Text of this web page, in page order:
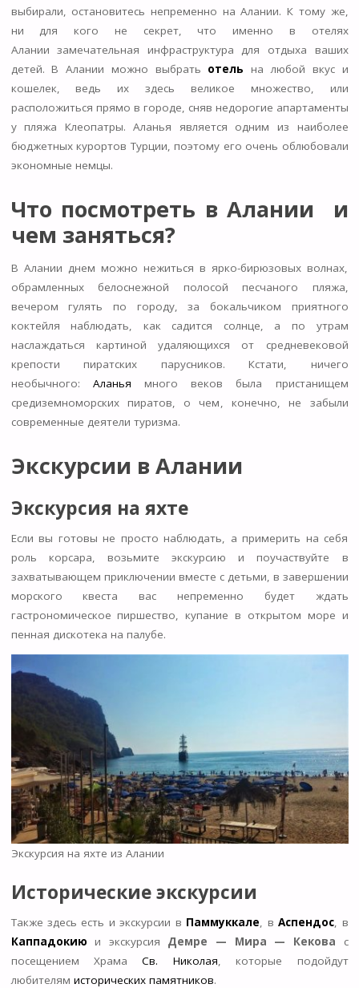
выбирали, остановитесь непременно на Алании. К тому же,
ни для кого не секрет, что именно в отелях
Алании замечательная инфраструктура для отдыха ваших
детей. В Алании можно выбрать отель на любой вкус и
кошелек, ведь их здесь великое множество, или
расположиться прямо в городе, сняв недорогие апартаменты
у пляжа Клеопатры. Аланья является одним из наиболее
бюджетных курортов Турции, поэтому его очень облюбовали
экономные немцы.
Что посмотреть в Алании и
чем заняться?
В Алании днем можно нежиться в ярко-бирюзовых волнах,
обрамленных белоснежной полосой песчаного пляжа,
вечером гулять по городу, за бокальчиком приятного
коктейля наблюдать, как садится солнце, а по утрам
наслаждаться картиной удаляющихся от средневековой
крепости пиратских парусников. Кстати, ничего
необычного: Аланья много веков была пристанищем
средиземноморских пиратов, о чем, конечно, не забыли
современные деятели туризма.
Экскурсии в Алании
Экскурсия на яхте
Если вы готовы не просто наблюдать, а примерить на себя
роль корсара, возьмите экскурсию и поучаствуйте в
захватывающем приключении вместе с детьми, в завершении
морского квеста вас непременно будет ждать
гастрономическое пиршество, купание в открытом море и
пенная дискотека на палубе.
Экскурсия на яхте из Алании
Исторические экскурсии
Также здесь есть и экскурсии в Паммуккале, вАспендос, в
Каппадокию и экскурсия Демре — Мира — Кекова с
посещением ХрамаСв. Николая, которые подойдут
любителям исторических памятников.